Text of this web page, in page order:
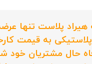
پلاست تنها
به قیمت
حال مشتریان خود